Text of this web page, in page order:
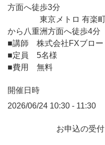
方面へ徒歩3分
東京メトロ 有楽町線
から八重洲方面へ徒歩4分
■講師 株式会社FXブロ
■定員 5名様
■費用 無料
開催日時
2026/06/24 10:30 - 11:30
お申込の受